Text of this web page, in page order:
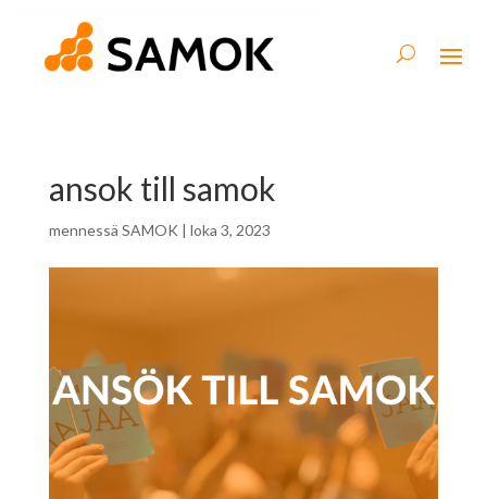
ansok till samok
mennessä SAMOK | loka 3, 2023